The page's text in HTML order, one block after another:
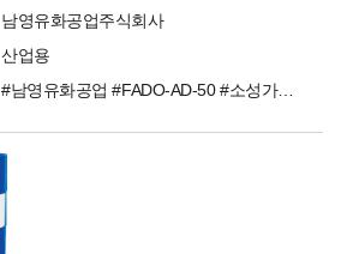
남영유화공업주식회사
산업용
#남영유화공업 #FADO-AD-50 #소성가공유 #신선유